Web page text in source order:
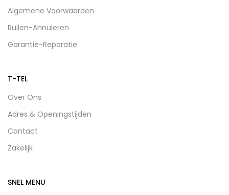
Algemene Voorwaarden
Ruilen-Annuleren
Garantie-Reparatie
T-TEL
Over Ons
Adres & Openingstijden
Contact
Zakelijk
SNEL MENU